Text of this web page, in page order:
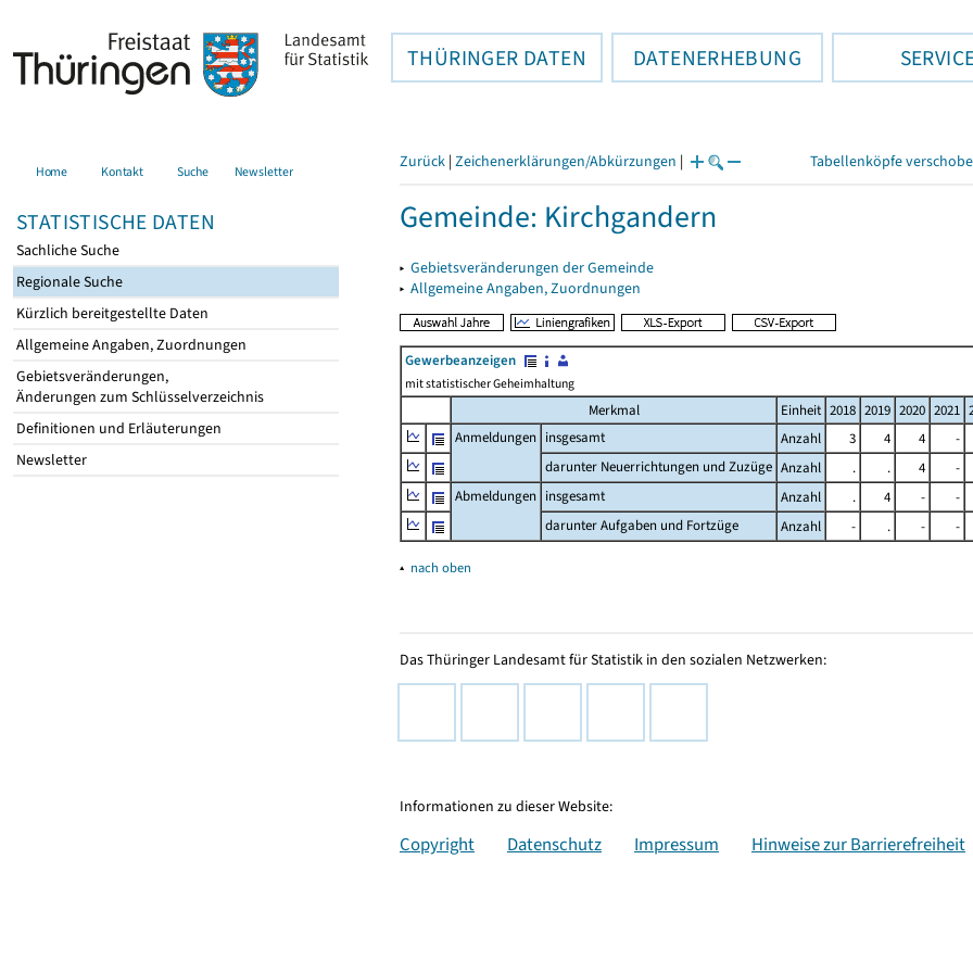
THÜRINGER DATEN DATENERHEBUNG
Home Kontakt Suche Newsletter
STATISTISCHE DATEN
Sachliche Suche
Regionale Suche
Kürzlich bereitgestellte Daten
Allgemeine Angaben, Zuordnungen
Gebietsveränderungen,
Änderungen zum Schlüsselverzeichnis
Definitionen und Erläuterungen
Newsletter
Zurück | Zeichenerklärungen/Abkürzungen | Tabellenköpfe
Gemeinde: Kirchgandern
▸ Gebietsveränderungen der Gemeinde
▸ Allgemeine Angaben, Zuordnungen
Gewerbeanzeigen
mit statistischer Geheimhaltung
Merkmal Einheit 2018 2019 2020 2021
Anmeldungen insgesamt Anzahl 3 4 4 -
darunter Neuerrichtungen und Zuzüge Anzahl . . 4 -
Abmeldungen insgesamt Anzahl . 4 - -
darunter Aufgaben und Fortzüge
Anzahl - . - -
▴ nach oben
Das Thüringer Landesamt für Statistik in den sozialen Netzwerken:
Informationen zu dieser Website:
Copyright Datenschutz Impressum Hinweise zur Barrierefreiheit